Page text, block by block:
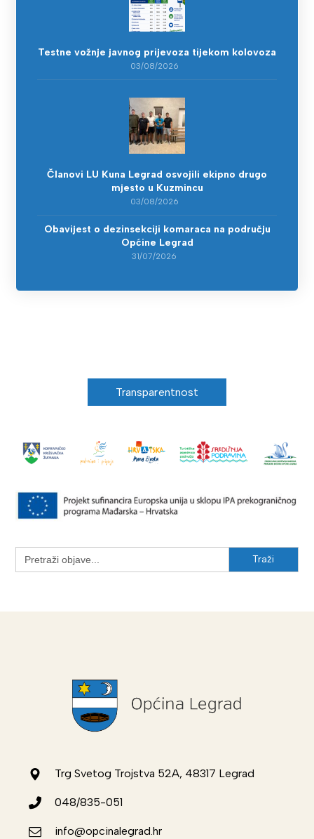
Testne vožnje javnog prijevoza tijekom kolovoza
03/08/2026
Članovi LU Kuna Legrad osvojili ekipno drugo
mjesto u Kuzmincu
03/08/2026
Obavijest o dezinsekciji komaraca na području
Općine Legrad
31/07/2026
Transparentnost
Search
for:
Trg Svetog Trojstva 52A, 48317 Legrad
048/835-051
info@opcinalegrad.hr